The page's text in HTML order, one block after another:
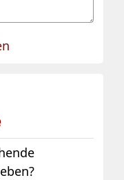
angelegt.